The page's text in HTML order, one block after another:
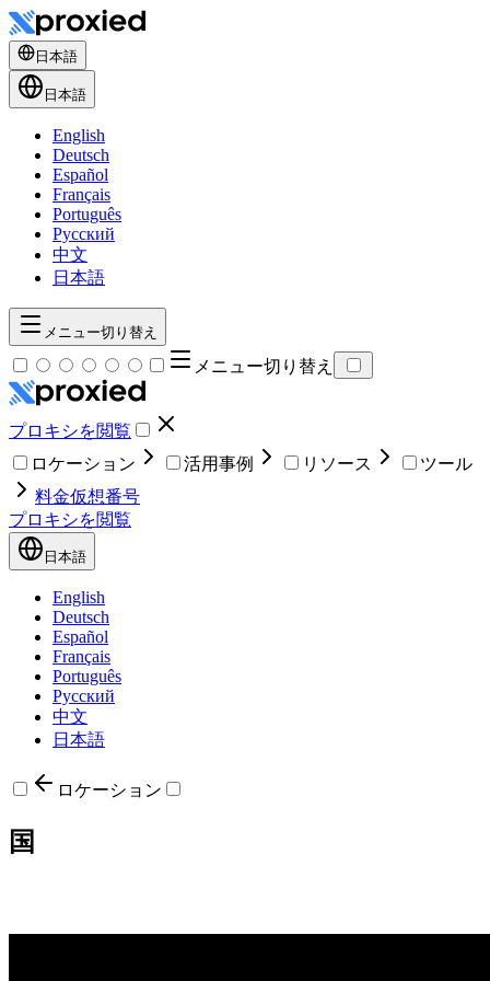
日本語
日本語
English
Deutsch
Español
Français
Português
Русский
中文
日本語
メニュー切り替え
メニュー切り替え
プロキシを閲覧
ロケーション
活用事例 リソース
ツール
料金仮想番号
プロキシを閲覧
日本語
English
Deutsch
Español
Français
Português
Русский
中文
日本語
ロケーション
国